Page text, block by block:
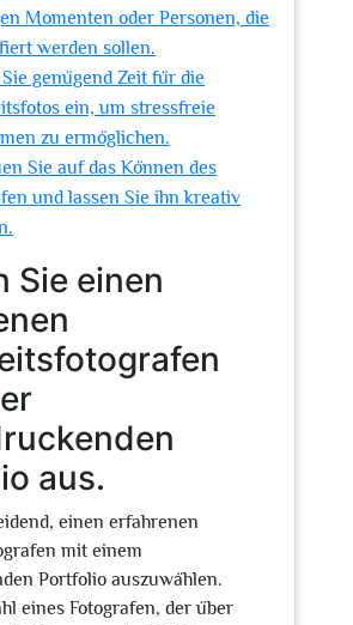
Momenten oder Personen, die
werden sollen.
genügend Zeit für die
ein, um stressfreie
zu ermöglichen.
Sie auf das Können des
und lassen Sie ihn kreativ
Sie einen
aus.
einen erfahrenen
mit einem
Portfolio auszuwählen.
eines Fotografen, der über